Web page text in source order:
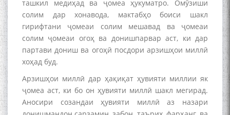
ташкил медиҳад ва ҷомеа ҳукуматро. Омӯзиши
солим дар хонавода, мактабҳо боиси шакл
гирифтани ҷомеаи солим мешавад ва ҷомеаи
солим ҷомеаи огоҳ ва донишпарвар аст, ки дар
партави дониш ва огоҳӣ посдори арзишҳои миллӣ
хоҳад буд.
Арзишҳои миллӣ дар ҳақиқат ҳувияти миллии як
ҷомеа аст, ки бо он ҳувияти миллӣ шакл мегирад.
Аносири созандаи ҳувияти миллӣ аз назари